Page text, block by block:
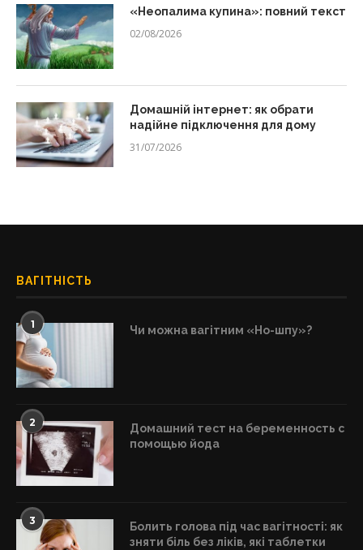
«Неопалима купина»: повний текст
02/08/2026
Домашній інтернет: як обрати
надійне підключення для дому
31/07/2026
ВАГІТНІСТЬ
1 Чи можна вагітним «Но-шпу»?
2
Домашний тест на беременность с
помощью йода
3
Болить голова під час вагітності: як
зняти біль без ліків, які таблетки